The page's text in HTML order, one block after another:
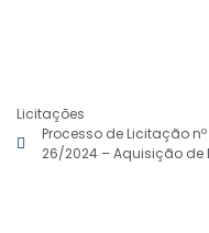
Licitações
Processo de Licitação
26/2024 – Aquisição